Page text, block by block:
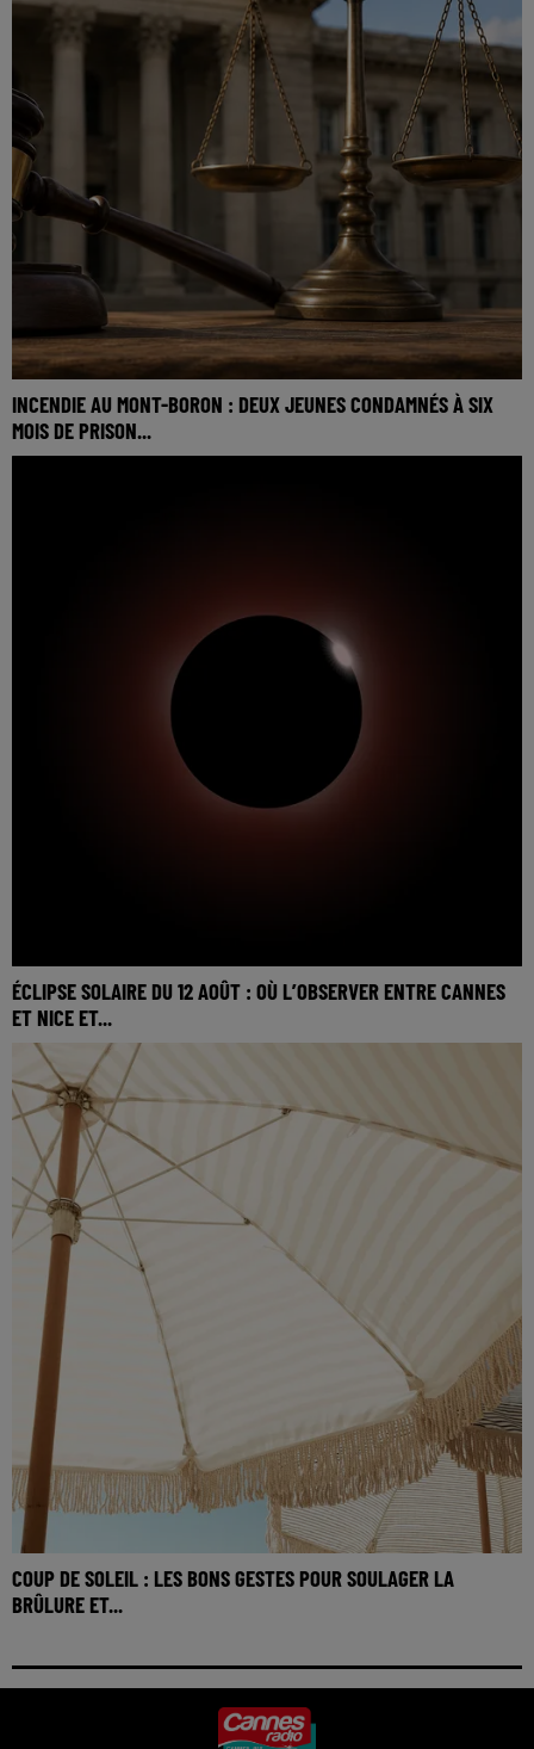
INCENDIE AU MONT-BORON : DEUX JEUNES CONDAMNÉS À SIX
MOIS DE PRISON...
ÉCLIPSE SOLAIRE DU 12 AOÛT : OÙ L’OBSERVER ENTRE CANNES
ET NICE ET...
COUP DE SOLEIL : LES BONS GESTES POUR SOULAGER LA
BRÛLURE ET...